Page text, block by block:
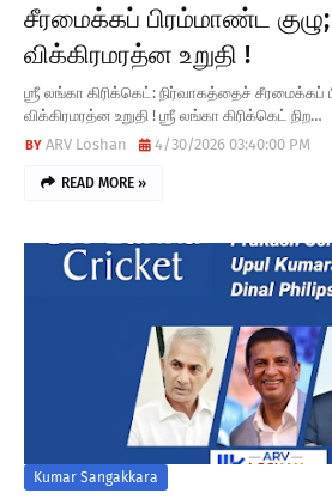
சீரமைக்கப் பிரம்மாண்ட
விக்கிரமரத்ன உறுதி !
ஶ்ரீ லங்கா கிரிக்கெட்: நிர்வாகத்தைச் சீரமைக்கப்
விக்கிரமரத்ன உறுதி ! ஶ்ரீ லங்கா கிரிக்கெட் நிற…
ARV Loshan
4/30/2026 03:40:00 PM
READ MORE »
Kumar Sangakkara